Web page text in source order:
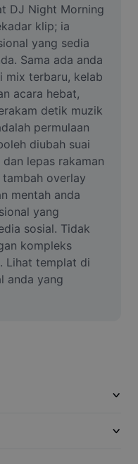
DJ Night Morning
klip; ia
yang sedia
Sama ada anda
mix terbaru, kelab
acara hebat,
detik muzik
permulaan
diubah suai
lepas rakaman
overlay
mentah anda
yang
sosial. Tidak
kompleks
Lihat templat di
anda yang